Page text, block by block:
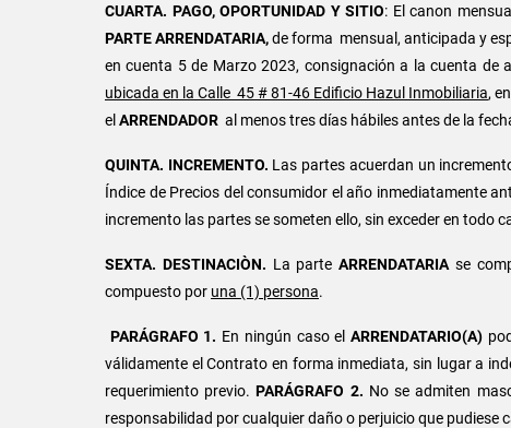
CUARTA. PAGO, OPORTUNIDAD Y SITIO: El canon
PARTE ARRENDATARIA,de forma mensual, anticipada y
en cuenta 5 de Marzo 2023, consignación a la cuenta de
ubicada en la Calle 45 # 81-46 Edificio Hazul Inmobiliaria,
el ARRENDADOR al menos tres días hábiles antes de la
QUINTA. INCREMENTO. Las partes acuerdan un
Índice de Precios del consumidor el año inmediatamente
incremento las partes se someten ello, sin exceder en todo
SEXTA. DESTINACIÒN. La parteARRENDATARIA se
compuesto por una (1) persona.
PARÁGRAFO 1. En ningún caso elARRENDATARIO(A)
válidamente el Contrato en forma inmediata, sin lugar a
requerimiento previo.PARÁGRAFO 2. No se admiten
responsabilidad por cualquier daño o perjuicio que pudiese